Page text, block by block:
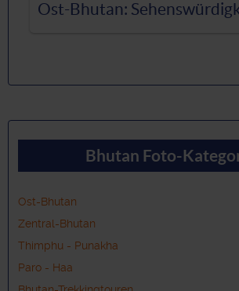
Ost-Bhutan:
Bhutan Foto-
Ost-Bhutan
Zentral-Bhutan
Thimphu - Punakha
Paro - Haa